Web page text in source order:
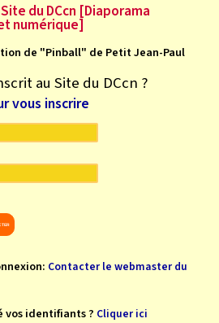
du DCcn [Diaporama
numérique]
de "Pinball" de Petit Jean-Paul
au Site du DCcn ?
vous inscrire
Contacter le webmaster du
vos identifiants ? Cliquer ici